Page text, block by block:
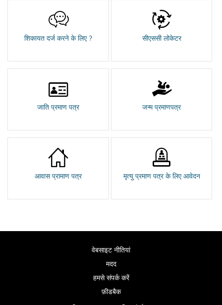
शिकायत दर्ज करने के लिए ? सीएससी लोकेटर
जाति प्रमाण पत्र जन्म प्रमाणपत्र
आवास प्रामाण पत्र मृत्यु प्रमाण पत्र के लिए आवेदन
वेबसाइट नीतियां
मदद
हमसे संपर्क करें
फ़ीडबैक